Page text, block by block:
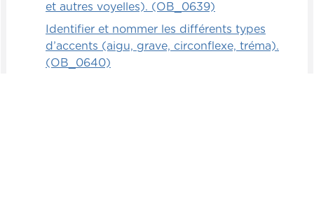
et autres voyelles). (OB_0639)
Identifier et nommer les différents types
d’accents (aigu, grave, circonflexe, tréma).
(OB_0640)